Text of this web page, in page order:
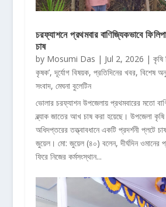
চরফ্যাশনে প্রথমবার বাণিজ্যিকভাবে
চাষ
by Mosumi Das | Jul 2, 2026 | কৃষি
কৃষক’,দূর্যোগ বিষয়ক, প্রতিদিনের খবর, বিশেষ
সংবাদ, মেঘনা বুলেটিন
ভোলার চরফ্যাশন উপজেলায় প্রথমবারের মতো
ব্ল্যাক জাতের আখ চাষ করা হয়েছে। উপজেলা
অধিদপ্তরের তত্ত্বাবধানে একটি প্রদর্শনী প্লটে
জুয়েল। মো: জুয়েল (৪০) বলেন, দীর্ঘদিন ওমানের
ফিরে নিজের কর্মসংস্থান...